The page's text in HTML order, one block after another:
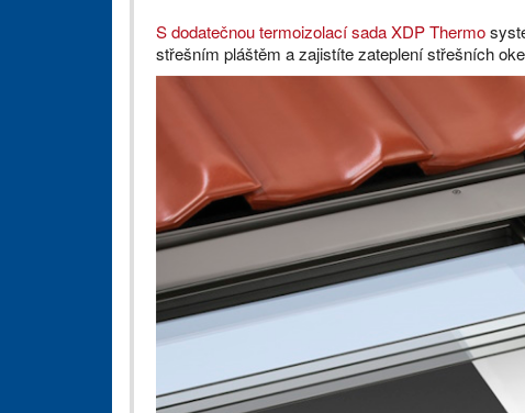
S dodatečnou termoizolací sada XDP Thermo
střešním pláštěm a zajistíte zateplení střešních